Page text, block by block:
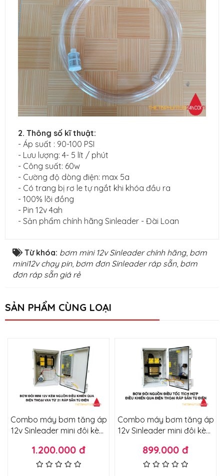
2. Thông số kĩ thuật:
- Áp suất : 90-100 PSI
- Lưu lượng: 4- 5 lít / phút
- Công suất: 60w
- Cường độ dòng điện: max 5a
- Có trang bị rơ le tự ngắt khi khóa đầu ra
- 100% lõi đồng
- Pin 12v 4ah
- Sản phẩm chính hãng Sinleader - Đài Loan
Từ khóa: bơm mini 12v Sinleader chính hãng, bơm
mini12v chạy pin, bơm đơn Sinleader ráp sẵn, bơm
đơn ráp sẵn giá rẻ
SẢN PHẨM CÙNG LOẠI
Combo máy bơm tăng áp
12v Sinleader mini đôi kèm
thoại và van từ đóng mở
nước ráp sẵn tủ điện
1.200.000 đ
Combo máy bơm tăng áp
12v Sinleader mini đôi kèm
thoại và điều tốc ráp sẵn
tủ điện
899.000 đ